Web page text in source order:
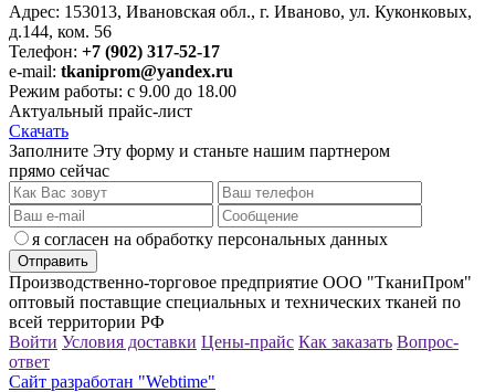
Адрес: 153013, Ивановская обл., г. Иваново, ул. Куконковых,
д.144, ком. 56
Телефон: +7 (902) 317-52-17
e-mail: tkaniprom@yandex.ru
Режим работы: с 9.00 до 18.00
Актуальный прайс-лист
Скачать
Заполните Эту форму и станьте нашим партнером
прямо сейчас
я согласен на обработку персональных данных
Производственно-торговое предприятие ООО "ТканиПром"
оптовый поставщие специальных и технических тканей по
всей территории РФ
Войти Условия доставки Цены-прайс Как заказать Вопрос-
ответ
Сайт разработан "Webtime"